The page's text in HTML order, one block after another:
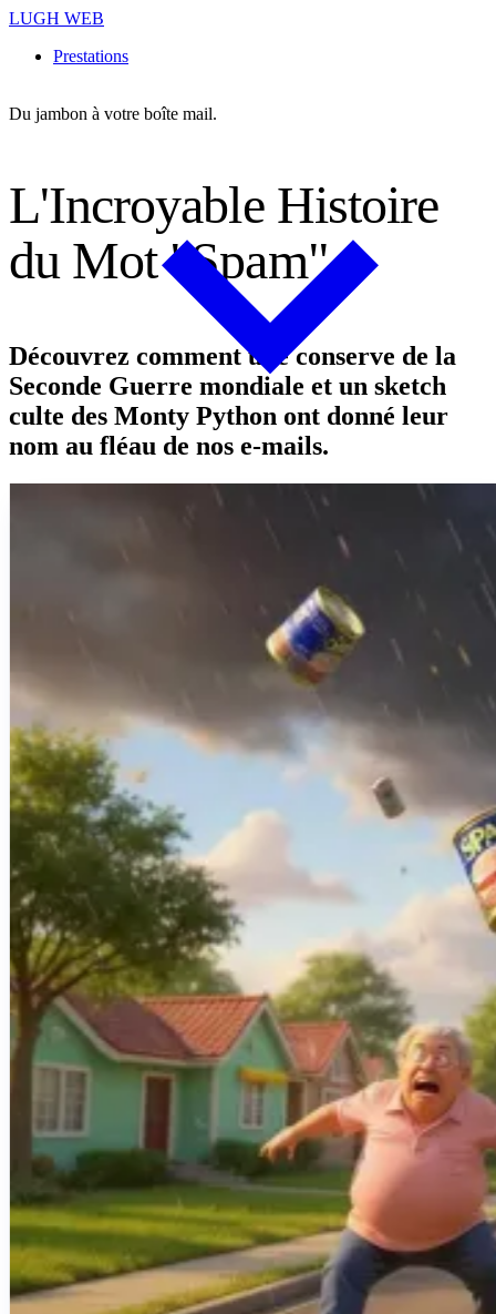
LUGH WEB
Prestations
Créations de sites internet
Projets d'applications iOS & Android
Plateformes métiers personnalisées
Blog
Du jambon à votre boîte mail.
L'Incroyable Histoire
du Mot "Spam"
Découvrez comment une conserve de la
Seconde Guerre mondiale et un sketch
culte des Monty Python ont donné leur
nom au fléau de nos e-mails.